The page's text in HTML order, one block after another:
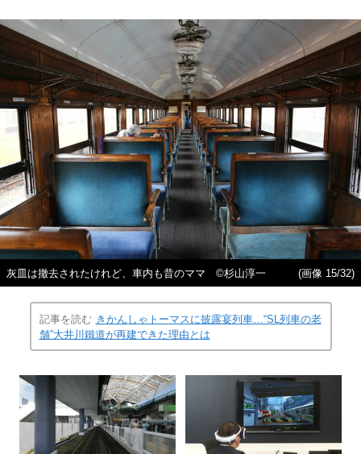
灰皿は撤去されたけれど、車内も昔のママ ©杉山淳一 (画像 15/32)
記事を読む きかんしゃトーマスに披露宴列車…“SL列車の老
舗”大井川鐵道が再建できた理由とは